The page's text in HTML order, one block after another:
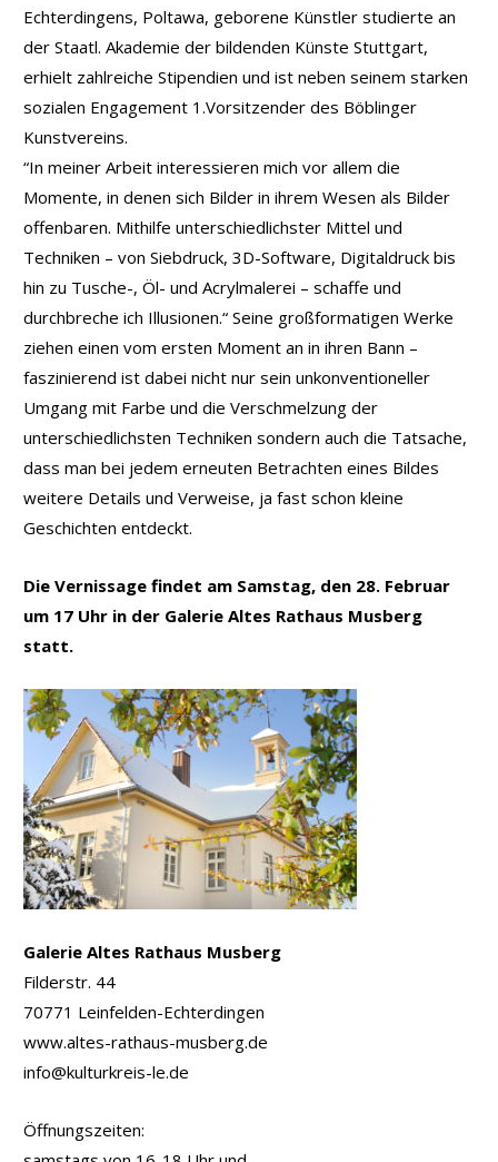
Echterdingens, Poltawa, geborene Künstler studierte an
der Staatl. Akademie der bildenden Künste Stuttgart,
erhielt zahlreiche Stipendien und ist neben seinem starken
sozialen Engagement 1.Vorsitzender des Böblinger
Kunstvereins.
“In meiner Arbeit interessieren mich vor allem die
Momente, in denen sich Bilder in ihrem Wesen als Bilder
offenbaren. Mithilfe unterschiedlichster Mittel und
Techniken – von Siebdruck, 3D-Software, Digitaldruck bis
hin zu Tusche-, Öl- und Acrylmalerei – schaffe und
durchbreche ich Illusionen.“ Seine großformatigen Werke
ziehen einen vom ersten Moment an in ihren Bann –
faszinierend ist dabei nicht nur sein unkonventioneller
Umgang mit Farbe und die Verschmelzung der
unterschiedlichsten Techniken sondern auch die Tatsache,
dass man bei jedem erneuten Betrachten eines Bildes
weitere Details und Verweise, ja fast schon kleine
Geschichten entdeckt.
Die Vernissage findet am Samstag, den 28. Februar
um 17 Uhr in der Galerie Altes Rathaus Musberg
statt.
Galerie Altes Rathaus Musberg
Filderstr. 44
70771 Leinfelden-Echterdingen
www.altes-rathaus-musberg.de
info@kulturkreis-le.de
Öffnungszeiten: